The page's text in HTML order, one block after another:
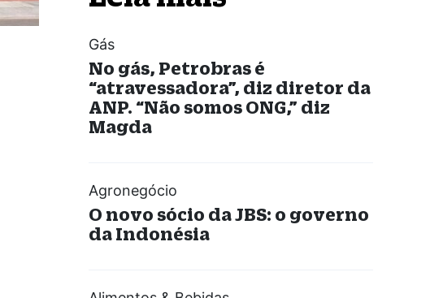
Gás
No gás, Petrobras é
“atravessadora”, diz diretor da
ANP. “Não somos ONG,” diz
Magda
Agronegócio
O novo sócio da JBS: o governo
da Indonésia